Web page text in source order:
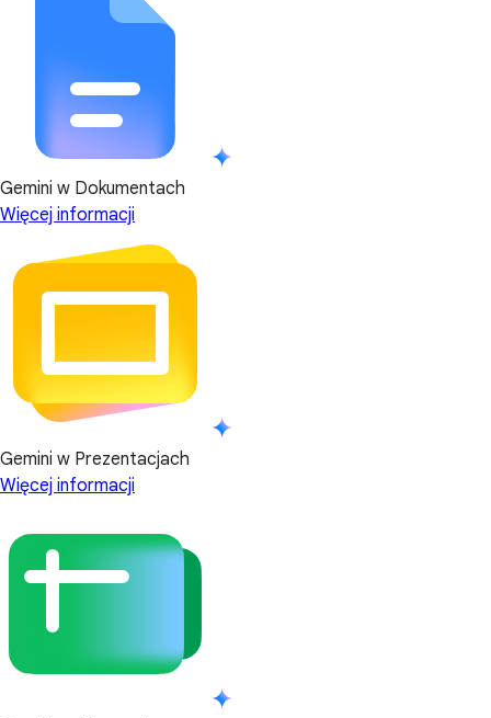
Gemini w Dokumentach
Więcej informacji
Gemini w Prezentacjach
Więcej informacji